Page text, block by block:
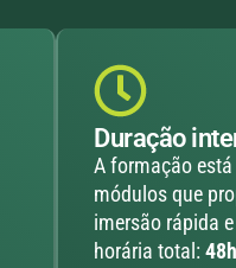
Duração
A formação
módulos que
imersão rápida
horária total:48h